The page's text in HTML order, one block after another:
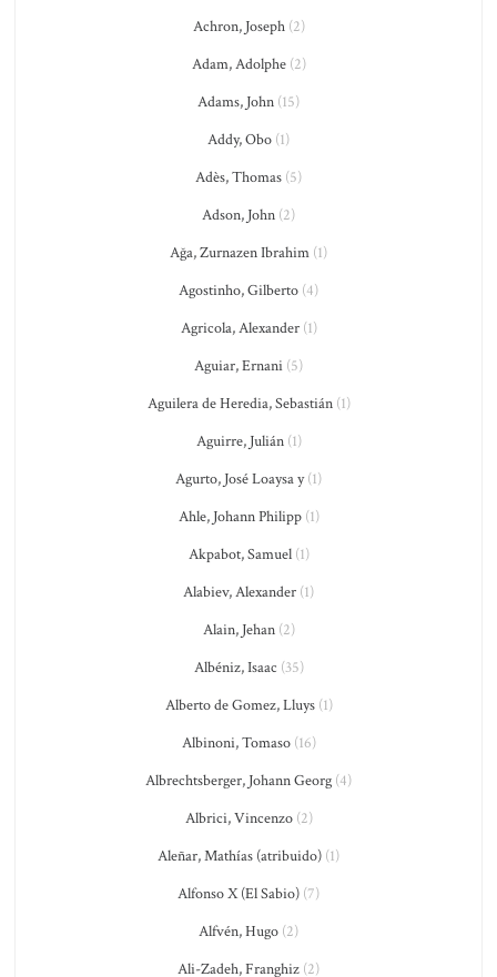
Achron, Joseph(2)
Adam, Adolphe(2)
Adams, John (15)
Addy, Obo (1)
Adès, Thomas (5)
Adson, John (2)
Ağa, Zurnazen Ibrahim (1)
Agostinho, Gilberto (4)
Agricola, Alexander(1)
Aguiar, Ernani (5)
Aguilera de Heredia, Sebastián(1)
Aguirre, Julián(1)
Agurto, José Loaysa y(1)
Ahle, Johann Philipp(1)
Akpabot, Samuel(1)
Alabiev, Alexander (1)
Alain, Jehan(2)
Albéniz, Isaac (35)
Alberto de Gomez, Lluys(1)
Albinoni, Tomaso(16)
Albrechtsberger, Johann Georg (4)
Albrici, Vincenzo(2)
Aleñar, Mathías (atribuido) (1)
Alfonso X (El Sabio) (7)
Alfvén, Hugo (2)
Ali-Zadeh, Franghiz (2)